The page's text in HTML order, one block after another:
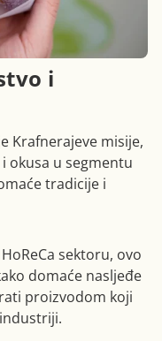
i
Krafnerajeve misije,
okusa u segmentu
tradicije i
sektoru, ovo
domaće nasljeđe
proizvodom koji